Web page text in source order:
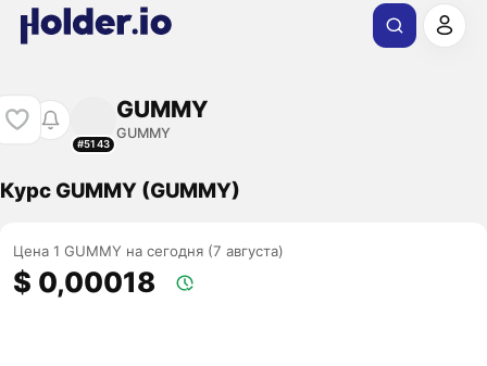
#5143
GUMMY
GUMMY
Курс GUMMY (GUMMY)
Цена 1 GUMMY на сегодня (7 августа)
$ 0,00018